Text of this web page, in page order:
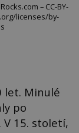
– CC-BY-
licenses/by-
let. Minulé
po
15. století,